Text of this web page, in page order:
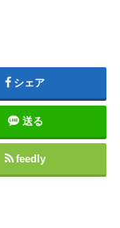
シェア
送る
feedly